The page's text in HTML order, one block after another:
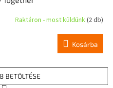
Raktáron - most küldünk(2 db)
Kosárba
BETÖLTÉSE